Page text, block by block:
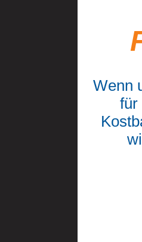
Wenn
für